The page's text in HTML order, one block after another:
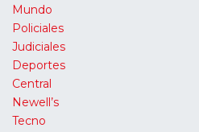
Mundo
Policiales
Judiciales
Deportes
Central
Newell’s
Tecno